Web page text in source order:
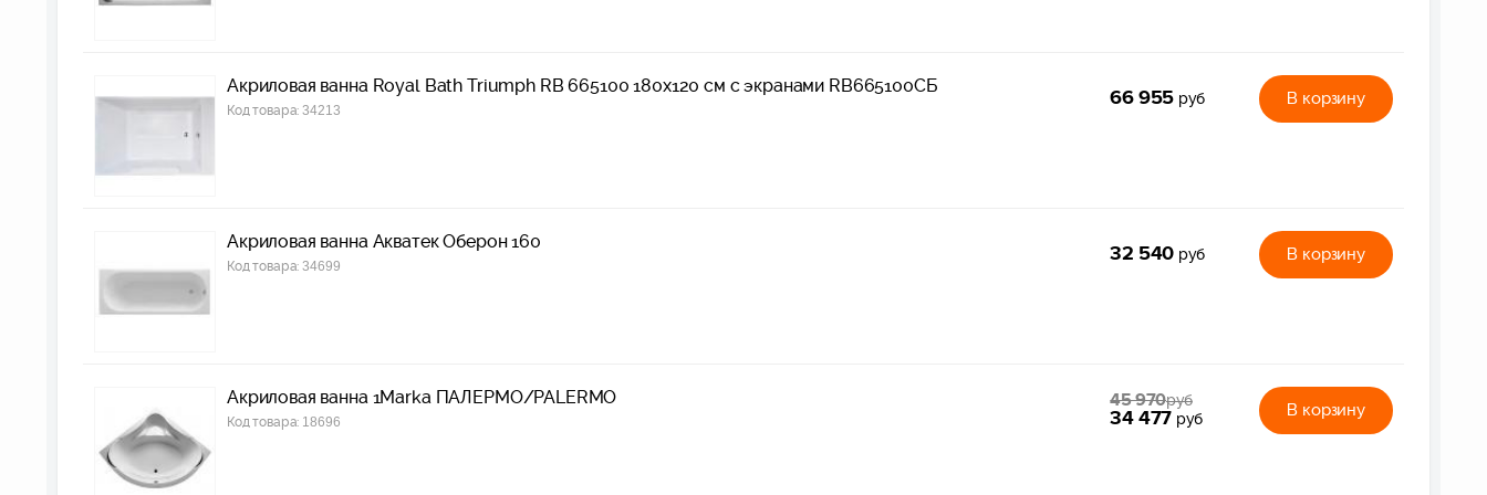
Акриловая ванна Royal Bath Triumph RB 665100 180x120 см с экранами RB665100СБ
Код товара:34213 66 955 руб В корзину
Акриловая ванна Акватек Оберон 160
Код товара:34699 32 540 руб В корзину
Акриловая ванна 1Marka ПАЛЕРМО/PALERMO
Код товара: 18696
45 970руб
34 477 руб В корзину